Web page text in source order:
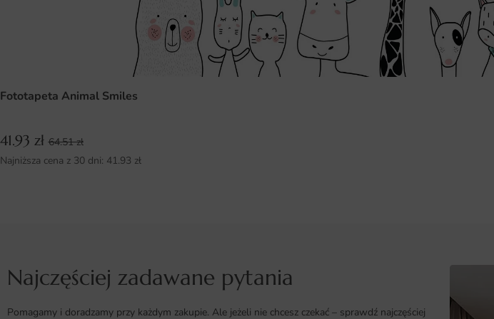
Fototapeta Animal Smiles
41.93 zł 64.51zł
Najniższa cena z 30 dni: 41.93 zł
Najczęściej zadawane pytania
Pomagamy i doradzamy przy każdym zakupie. Ale jeżeli nie chcesz czekać – sprawdź najczęściej